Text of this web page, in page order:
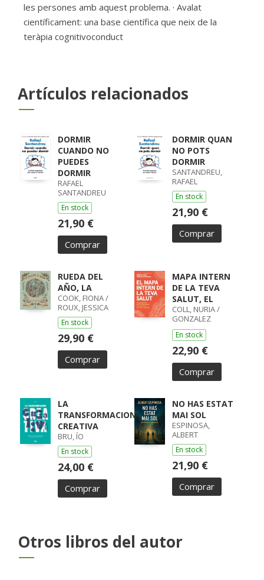
les persones amb aquest problema. · Avalat
científicament: una base científica que neix de la
teràpia cognitivoconduct
Artículos relacionados
DORMIR
CUANDO NO
PUEDES
DORMIR
RAFAEL
SANTANDREU
En stock
21,90 €
Comprar
DORMIR QUAN
NO POTS
DORMIR
SANTANDREU,
RAFAEL
En stock
21,90 €
Comprar
RUEDA DEL
AÑO, LA
COOK, FIONA /
ROUX, JESSICA
En stock
29,90 €
Comprar
MAPA INTERN
DE LA TEVA
SALUT, EL
COLL, NURIA /
GONZALEZ
ALVAREZ, CARLOS
En stock
22,90 €
Comprar
LA
TRANSFORMACION
CREATIVA
BRU, ÍO
En stock
24,00 €
Comprar
NO HAS ESTAT
MAI SOL
ESPINOSA,
ALBERT
En stock
21,90 €
Comprar
Otros libros del autor